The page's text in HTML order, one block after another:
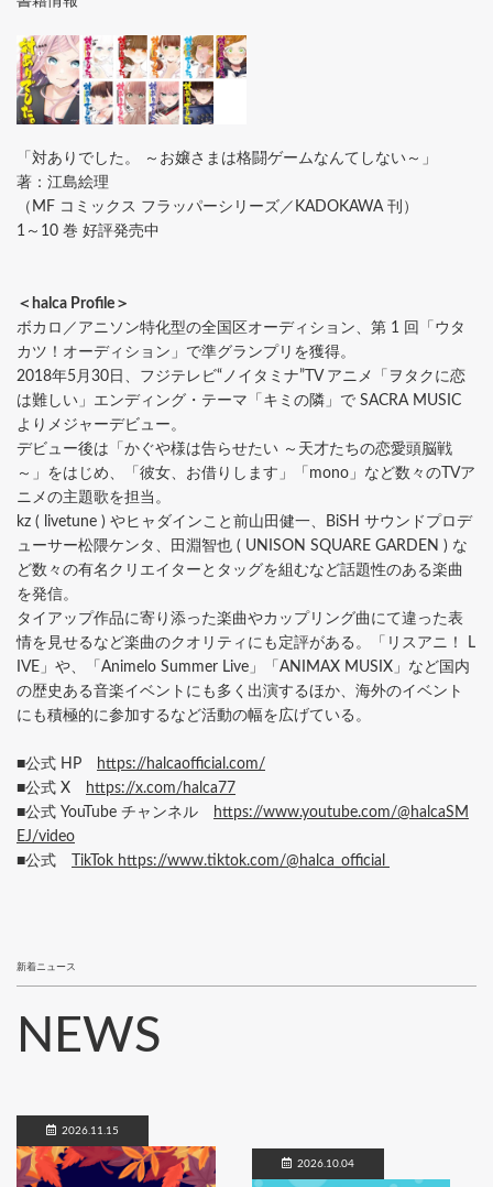
「対ありでした。 ～お嬢さまは格闘ゲームなんてしない～」
著：江島絵理
（MF コミックス フラッパーシリーズ／KADOKAWA 刊）
1～10 巻 好評発売中
＜halca Profile＞
ボカロ／アニソン特化型の全国区オーディション、第 1 回「ウタ
カツ！オーディション」で準グランプリを獲得。
2018年5月30日、フジテレビ“ノイタミナ”TV アニメ「ヲタクに恋
は難しい」エンディング・テーマ「キミの隣」で SACRA MUSIC
よりメジャーデビュー。
デビュー後は「かぐや様は告らせたい ～天才たちの恋愛頭脳戦
～」をはじめ、「彼女、お借りします」「mono」など数々のTVア
ニメの主題歌を担当。
kz ( livetune ) やヒャダインこと前山田健一、BiSH サウンドプロデ
ューサー松隈ケンタ、田淵智也 ( UNISON SQUARE GARDEN ) な
ど数々の有名クリエイターとタッグを組むなど話題性のある楽曲
を発信。
タイアップ作品に寄り添った楽曲やカップリング曲にて違った表
情を見せるなど楽曲のクオリティにも定評がある。「リスアニ！ L
IVE」や、「Animelo Summer Live」「ANIMAX MUSIX」など国内
の歴史ある音楽イベントにも多く出演するほか、海外のイベント
にも積極的に参加するなど活動の幅を広げている。
■公式 HP
https://halcaofficial.com/
■公式 X
https://x.com/halca77
■公式 YouTube チャンネル
https://www.youtube.com/@halcaSM
EJ/video
■公式
TikTok https://www.tiktok.com/@halca_official
新着ニュース
NEWS
2026.11.15
2026.10.04